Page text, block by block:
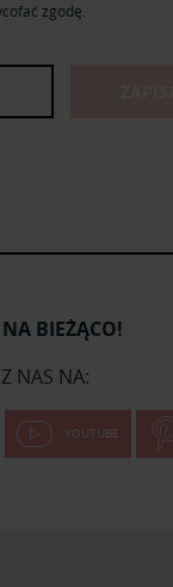
zgodę.
BIEŻĄCO!
NAS NA:
YOUTUBE